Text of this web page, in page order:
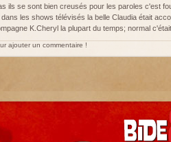
ils se sont bien creusés pour les paroles c'est
les shows télévisés la belle Claudia était
K.Cheryl la plupart du temps; normal
ajouter un commentaire !